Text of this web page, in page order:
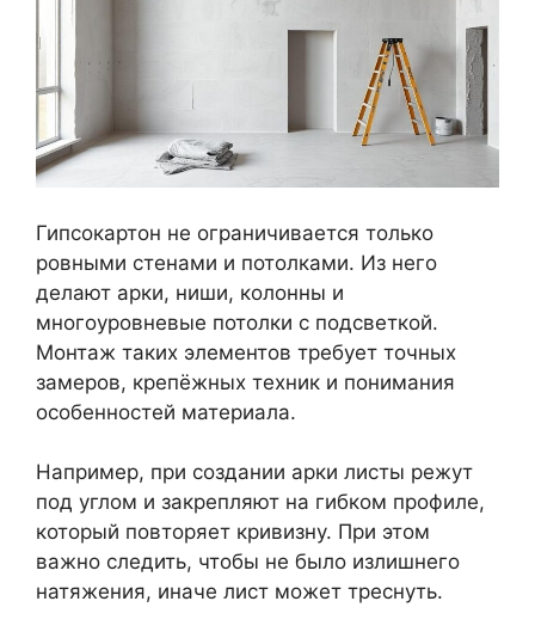
Гипсокартон не ограничивается только
ровными стенами и потолками. Из него
делают арки, ниши, колонны и
многоуровневые потолки с подсветкой.
Монтаж таких элементов требует точных
замеров, крепёжных техник и понимания
особенностей материала.
Например, при создании арки листы режут
под углом и закрепляют на гибком профиле,
который повторяет кривизну. При этом
важно следить, чтобы не было излишнего
натяжения, иначе лист может треснуть.